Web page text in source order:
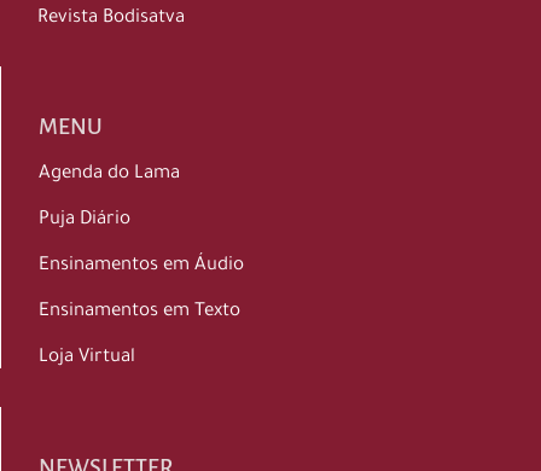
Revista Bodisatva
MENU
Agenda do Lama
Puja Diário
Ensinamentos em Áudio
Ensinamentos em Texto
Loja Virtual